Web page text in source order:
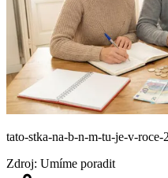
tato-stka-na-b-n-m-tu-je-v-
Zdroj: Umíme poradit